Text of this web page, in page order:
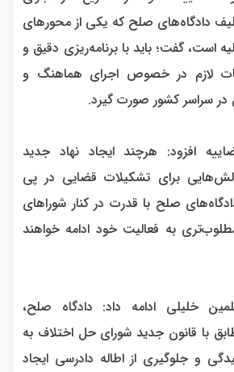
دادگاه‌های صلح که یکی از محور‌های
است، گفت؛ باید با برنامه‌ریزی دقیق و
لازم در خصوص اجرای هماهنگ و
در سراسر کشور صورت گیرد.
افزود: هرچند ایجاد نهاد جدید
برای تشکیلات قضایی در پی
صلح با قدرت در کنار شورا‌های
به فعالیت خود ادامه خواهند
خلیلی ادامه داد: دادگاه صلح،
با قانون جدید شورای حل اختلاف به
و جلوگیری از اطاله دادرسی ایجاد